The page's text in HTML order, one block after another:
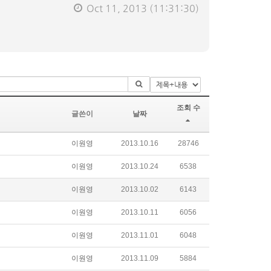
Oct 11, 2013 (11:31:30)
글쓴이 날짜
조회 수
이원영 2013.10.16 28746
이원영 2013.10.24 6538
이원영 2013.10.02 6143
이원영 2013.10.11 6056
이원영 2013.11.01 6048
이원영 2013.11.09 5884